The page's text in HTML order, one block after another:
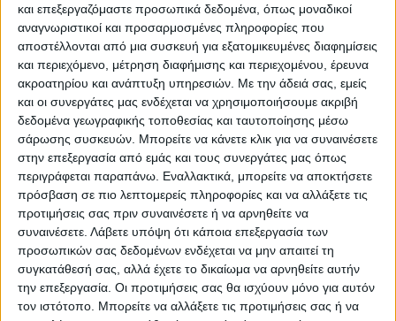
και επεξεργαζόμαστε προσωπικά δεδομένα, όπως μοναδικοί
αναγνωριστικοί και προσαρμοσμένες πληροφορίες που
αποστέλλονται από μια συσκευή για εξατομικευμένες διαφημίσεις
και περιεχόμενο, μέτρηση διαφήμισης και περιεχομένου, έρευνα
ακροατηρίου και ανάπτυξη υπηρεσιών. Με την άδειά σας, εμείς
και οι συνεργάτες μας ενδέχεται να χρησιμοποιήσουμε ακριβή
δεδομένα γεωγραφικής τοποθεσίας και ταυτοποίησης μέσω
σάρωσης συσκευών. Μπορείτε να κάνετε κλικ για να συναινέσετε
στην επεξεργασία από εμάς και τους συνεργάτες μας όπως
περιγράφεται παραπάνω. Εναλλακτικά, μπορείτε να αποκτήσετε
πρόσβαση σε πιο λεπτομερείς πληροφορίες και να αλλάξετε τις
προτιμήσεις σας πριν συναινέσετε ή να αρνηθείτε να
συναινέσετε. Λάβετε υπόψη ότι κάποια επεξεργασία των
προσωπικών σας δεδομένων ενδέχεται να μην απαιτεί τη
συγκατάθεσή σας, αλλά έχετε το δικαίωμα να αρνηθείτε αυτήν
την επεξεργασία. Οι προτιμήσεις σας θα ισχύουν μόνο για αυτόν
τον ιστότοπο. Μπορείτε να αλλάξετε τις προτιμήσεις σας ή να
Σύμφωνα με κατεπείγουσα εγκύκλιο του ΥΠΕΝ
αρ.πρωτ. 28909/848/15-3-2024 (ΑΔΑ: ΡΛ2Π4653Π8-
ΚΣΡ), καλούνται οι ιδιοκτήτες οποιονδήποτε
κτισμάτων σε δασικές περιοχές και σε χώρους
περιαστικού πρασίνου όλων των οικισμών, να
συντάξουν Έντυπο Αξιολόγησης Επικινδυνότητας